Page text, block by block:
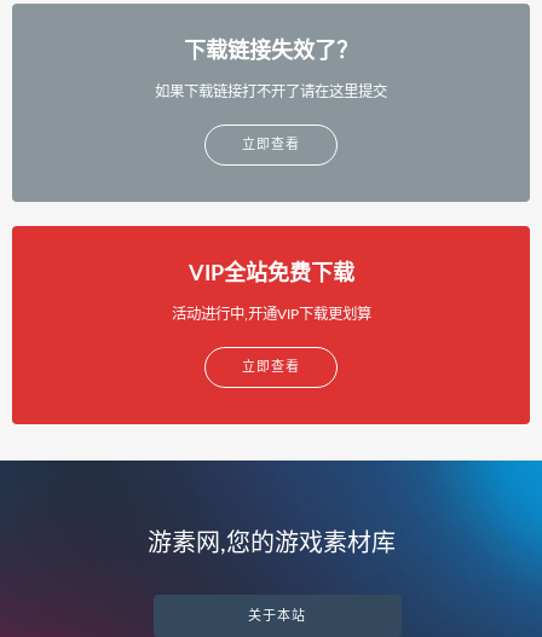
下载链接失效了？
如果下载链接打不开了请在这里提交
立即查看
VIP全站免费下载
活动进行中,开通VIP下载更划算
立即查看
游素网,您的游戏素材库
关于本站